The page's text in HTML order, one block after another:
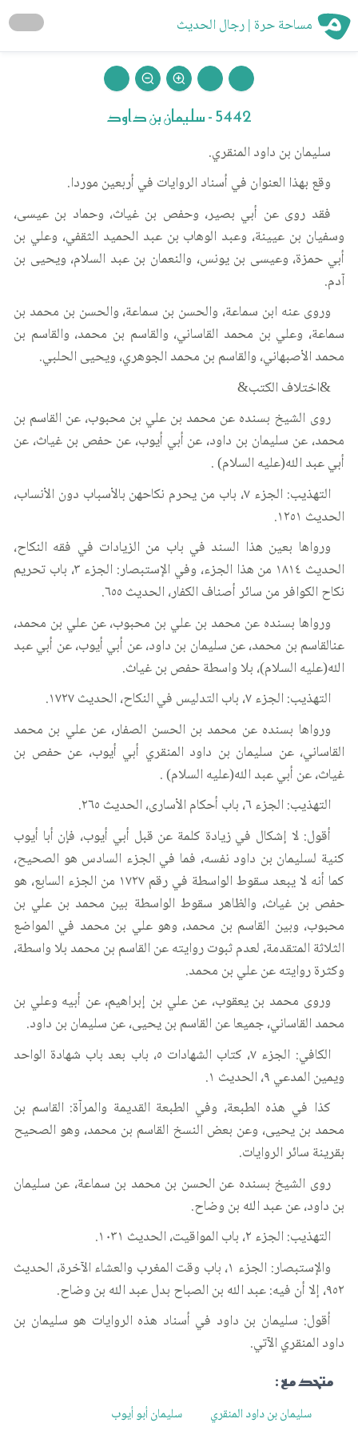
مساحة حرة | رجال الحديث
5442 - سليمان بن داود
سليمان بن داود المنقري.
وقع بهذا العنوان في أسناد الروايات في أربعين موردا.
فقد روى عن أبي بصير، وحفص بن غياث، وحماد بن عيسى،
وسفيان بن عيينة، وعبد الوهاب بن عبد الحميد الثقفي، وعلي بن
أبي حمزة، وعيسى بن يونس، والنعمان بن عبد السلام، ويحيى بن
آدم.
وروى عنه ابن سماعة، والحسن بن سماعة، والحسن بن محمد بن
سماعة، وعلي بن محمد القاساني، والقاسم بن محمد، والقاسم بن
محمد الأصبهاني، والقاسم بن محمد الجوهري، ويحيى الحلبي.
&اختلاف الكتب&
روى الشيخ بسنده عن محمد بن علي بن محبوب، عن القاسم بن
محمد، عن سليمان بن داود، عن أبي أيوب، عن حفص بن غياث، عن
أبي عبد الله(عليه السلام) .
التهذيب: الجزء ٧، باب من يحرم نكاحهن بالأسباب دون الأنساب،
الحديث ١٢٥١.
ورواها بعين هذا السند في باب من الزيادات في فقه النكاح،
الحديث ١٨١٤ من هذا الجزء، وفي الإستبصار: الجزء ٣، باب تحريم
نكاح الكوافر من سائر أصناف الكفار، الحديث ٦٥٥.
ورواها بسنده عن محمد بن علي بن محبوب، عن علي بن محمد،
عنالقاسم بن محمد، عن سليمان بن داود، عن أبي أيوب، عن أبي عبد
الله(عليه السلام)، بلا واسطة حفص بن غياث.
التهذيب: الجزء ٧، باب التدليس في النكاح، الحديث ١٧٢٧.
ورواها بسنده عن محمد بن الحسن الصفار، عن علي بن محمد
القاساني، عن سليمان بن داود المنقري أبي أيوب، عن حفص بن
غياث، عن أبي عبد الله(عليه السلام) .
التهذيب: الجزء ٦، باب أحكام الأسارى، الحديث ٢٦٥.
أقول: لا إشكال في زيادة كلمة عن قبل أبي أيوب، فإن أبا أيوب
كنية لسليمان بن داود نفسه، فما في الجزء السادس هو الصحيح،
كما أنه لا يبعد سقوط الواسطة في رقم ١٧٢٧ من الجزء السابع، هو
حفص بن غياث، والظاهر سقوط الواسطة بين محمد بن علي بن
محبوب، وبين القاسم بن محمد، وهو علي بن محمد في المواضع
الثلاثة المتقدمة، لعدم ثبوت روايته عن القاسم بن محمد بلا واسطة،
وكثرة روايته عن علي بن محمد.
وروى محمد بن يعقوب، عن علي بن إبراهيم، عن أبيه وعلي بن
محمد القاساني، جميعا عن القاسم بن يحيى، عن سليمان بن داود.
الكافي: الجزء ٧، كتاب الشهادات ٥، باب بعد باب شهادة الواحد
ويمين المدعي ٩، الحديث ١.
كذا في هذه الطبعة، وفي الطبعة القديمة والمرآة: القاسم بن
محمد بن يحيى، وعن بعض النسخ القاسم بن محمد، وهو الصحيح
بقرينة سائر الروايات.
روى الشيخ بسنده عن الحسن بن محمد بن سماعة، عن سليمان
بن داود، عن عبد الله بن وضاح.
التهذيب: الجزء ٢، باب المواقيت، الحديث ١٠٣١.
والإستبصار: الجزء ١، باب وقت المغرب والعشاء الآخرة، الحديث
٩٥٢، إلا أن فيه: عبد الله بن الصباح بدل عبد الله بن وضاح.
أقول: سليمان بن داود في أسناد هذه الروايات هو سليمان بن
داود المنقري الآتي.
متحد مع :
سليمان بن داود المنقري سليمان أبو أيوب